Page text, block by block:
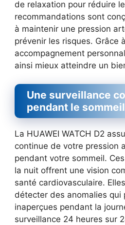
de relaxation pour réduire
recommandations sont
à maintenir une pression
prévenir les risques. Grâce
accompagnement
ainsi mieux atteindre un
Une surveillance
pendant le sommeil
La HUAWEI WATCH D2
continue de votre pression
pendant votre sommeil.
la nuit offrent une vision
santé cardiovasculaire.
détecter des anomalies qui
inaperçues pendant la
surveillance 24 heures sur